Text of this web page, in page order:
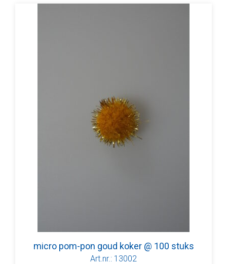
micro pom-pon goud koker @ 100 stuks
Art.nr.: 13002